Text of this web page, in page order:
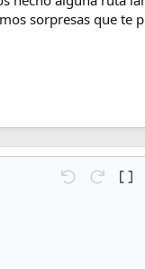
sorpresas que te
DeshacerRehacer
Guardar